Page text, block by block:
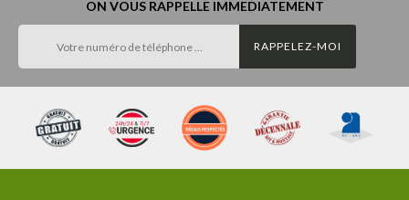
ON VOUS RAPPELLE IMMEDIATEMENT